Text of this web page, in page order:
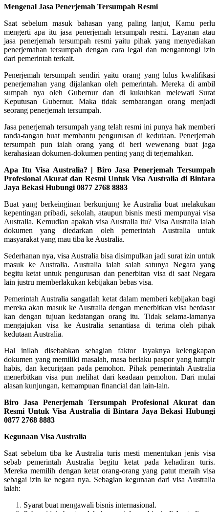
Mengenal Jasa Penerjemah Tersumpah Resmi
Saat sebelum masuk bahasan yang paling lanjut, Kamu perlu
mengerti apa itu jasa penerjemah tersumpah resmi. Layanan atau
jasa penerjemah tersumpah resmi yaitu pihak yang menyediakan
penerjemahan tersumpah dengan cara legal dan mengantongi izin
dari pemerintah terkait.
Penerjemah tersumpah sendiri yaitu orang yang lulus kwalifikasi
penerjemahan yang dijalankan oleh pemerintah. Mereka di ambil
sumpah nya oleh Gubernur dan di kukuhkan melewati Surat
Keputusan Gubernur. Maka tidak sembarangan orang menjadi
seorang penerjemah tersumpah.
Jasa penerjemah tersumpah yang telah resmi ini punya hak memberi
tanda-tangan buat membantu pengurusan di kedutaan. Penerjemah
tersumpah pun ialah orang yang di beri wewenang buat jaga
kerahasiaan dokumen-dokumen penting yang di terjemahkan.
Apa Itu Visa Australia? | Biro Jasa Penerjemah Tersumpah
Profesional Akurat dan Resmi Untuk Visa Australia di Bintara
Jaya Bekasi Hubungi 0877 2768 8883
Buat yang berkeinginan berkunjung ke Australia buat melakukan
kepentingan pribadi, sekolah, ataupun bisnis mesti mempunyai visa
Australia. Kemudian apakah visa Australia itu? Visa Australia ialah
dokumen yang diedarkan oleh pemerintah Australia untuk
masyarakat yang mau tiba ke Australia.
Sederhanan nya, visa Australia bisa disimpulkan jadi surat izin untuk
masuk ke Australia. Australia ialah salah satunya Negara yang
begitu ketat untuk pengurusan dan penerbitan visa di saat Negara
lain justru memberlakukan kebijakan bebas visa.
Pemerintah Australia sangatlah ketat dalam memberi kebijakan bagi
mereka akan masuk ke Australia dengan menerbitkan visa berdasar
kan dengan tujuan kedatangan orang itu. Tidak selama-lamanya
mengajukan visa ke Australia senantiasa di terima oleh pihak
kedutaan Australia.
Hal inilah disebabkan sebagian faktor layaknya kelengkapan
dokumen yang memiliki masalah, masa berlaku paspor yang hampir
habis, dan kecurigaan pada pemohon. Pihak pemerintah Australia
menerbitkan visa pun melihat dari keadaan pemohon. Dari mulai
alasan kunjungan, kemampuan financial dan lain-lain.
Biro Jasa Penerjemah Tersumpah Profesional Akurat dan
Resmi Untuk Visa Australia di Bintara Jaya Bekasi Hubungi
0877 2768 8883
Kegunaan Visa Australia
Saat sebelum tiba ke Australia turis mesti menentukan jenis visa
sebab pemerintah Australia begitu ketat pada kehadiran turis.
Mereka memilih dengan ketat orang-orang yang patut meraih visa
sebagai izin ke negara nya. Sebagian kegunaan dari visa Australia
ialah:
Syarat buat mengawali bisnis internasional.